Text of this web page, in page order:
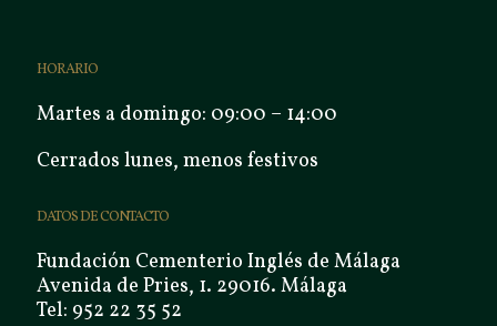
HORARIO
Martes a domingo: 09:00 – 14:00
Cerrados lunes, menos festivos
DATOS DE CONTACTO
Fundación Cementerio Inglés de Málaga
Avenida de Pries, 1. 29016. Málaga
Tel: 952 22 35 52